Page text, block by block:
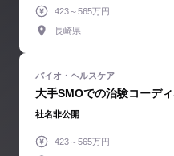
423～565万円
長崎県
大手SMOでの治験コーデ
社名非公開
423～565万円